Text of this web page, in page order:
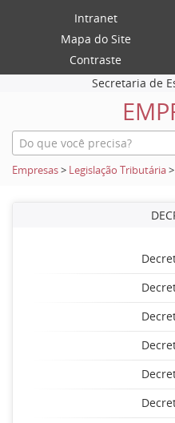
Intranet
Mapa do Site
Contraste
Secretaria de
Empresas> Legislação Tributária>